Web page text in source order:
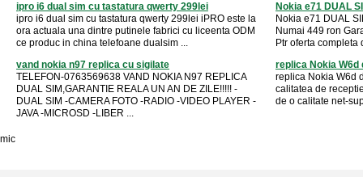
ipro i6 dual sim cu tastatura qwerty 299lei
ipro i6 dual sim cu tastatura qwerty 299lei iPRO este la
ora actuala una dintre putinele fabrici cu liceenta ODM
ce produc in china telefoane dualsim ...
Nokia e71 DUAL
Nokia e71 DUAL
Numai 449 ron
Ptr oferta completa
vand nokia n97 replica cu sigilate
TELEFON-0763569638 VAND NOKIA N97 REPLICA
DUAL SIM,GARANTIE REALA UN AN DE ZILE!!!!! -
DUAL SIM -CAMERA FOTO -RADIO -VIDEO PLAYER -
JAVA -MICROSD -LIBER ...
replica Nokia W6d
replica Nokia W6d
calitatea de
de o calitate net-
mic